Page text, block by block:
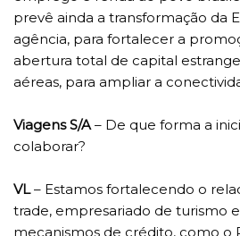
prevê ainda a transformação da
agência, para fortalecer a
abertura total de capital
aéreas, para ampliar a
Viagens S/A– De que forma a
colaborar?
VL– Estamos fortalecendo o
trade, empresariado de turismo
mecanismos de crédito, como o